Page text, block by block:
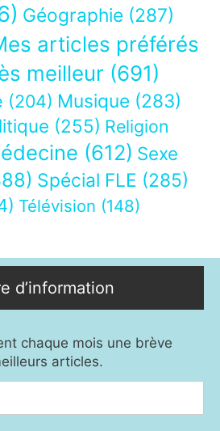
Géographie (287)
articles préférés
meilleur (691)
(204) Musique (283)
(255) Religion
(612) Sexe
Spécial FLE (285)
Télévision (148)
d’information
chaque mois une brève
articles.